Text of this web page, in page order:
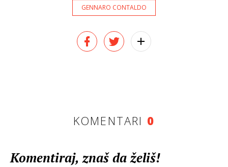
GENNARO CONTALDO
KOMENTARI 0
Komentiraj, znaš da želiš!